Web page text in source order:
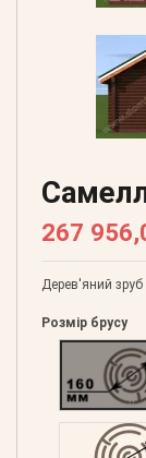
267
Дерев'яний
Розмір брусу